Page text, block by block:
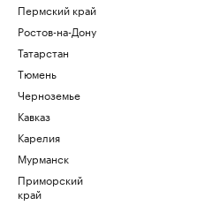
Пермский край
Ростов-на-Дону
Татарстан
Тюмень
Черноземье
Кавказ
Карелия
Мурманск
Приморский
край